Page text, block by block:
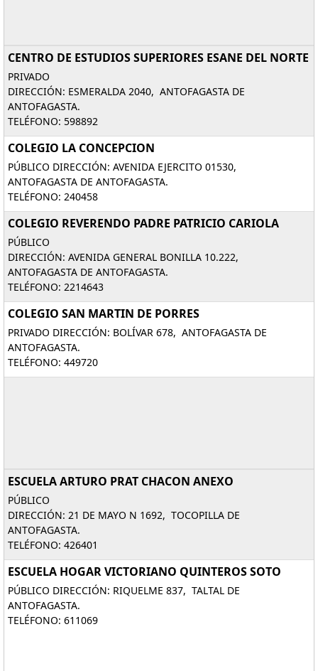
CENTRO DE ESTUDIOS SUPERIORES ESANE DEL NORTE
PRIVADO
DIRECCIÓN: ESMERALDA 2040, ANTOFAGASTA DE
ANTOFAGASTA.
TELÉFONO: 598892
COLEGIO LA CONCEPCION
PÚBLICO DIRECCIÓN: AVENIDA EJERCITO 01530,
ANTOFAGASTA DE ANTOFAGASTA.
TELÉFONO: 240458
COLEGIO REVERENDO PADRE PATRICIO CARIOLA
PÚBLICO
DIRECCIÓN: AVENIDA GENERAL BONILLA 10.222,
ANTOFAGASTA DE ANTOFAGASTA.
TELÉFONO: 2214643
COLEGIO SAN MARTIN DE PORRES
PRIVADO DIRECCIÓN: BOLÍVAR 678, ANTOFAGASTA DE
ANTOFAGASTA.
TELÉFONO: 449720
ESCUELA ARTURO PRAT CHACON ANEXO
PÚBLICO
DIRECCIÓN: 21 DE MAYO N 1692, TOCOPILLA DE
ANTOFAGASTA.
TELÉFONO: 426401
ESCUELA HOGAR VICTORIANO QUINTEROS SOTO
PÚBLICO DIRECCIÓN: RIQUELME 837, TALTAL DE
ANTOFAGASTA.
TELÉFONO: 611069